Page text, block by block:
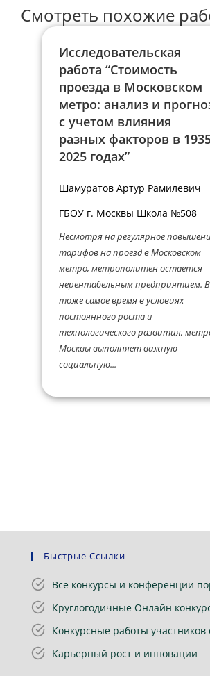
Смотреть похожие
Исследовательская
работа “Стоимость
проезда в Московском
метро: анализ и
с учетом влияния
разных факторов в
2025 годах”
Шамуратов Артур Рамилевич
ГБОУ г. Москвы Школа №508
Несмотря на регулярное
тарифов на проезд в Московском
метро, метрополитен остается
нерентабельным предприятием. В
тоже самое время в условиях
постоянного роста и
технологического развития,
Москвы выполняет важную
социальную...
Быстрые Ссылки
Все конкурсы и конференции
Круглогодичные Онлайн
Конкурсные работы
Карьерный рост и инновации